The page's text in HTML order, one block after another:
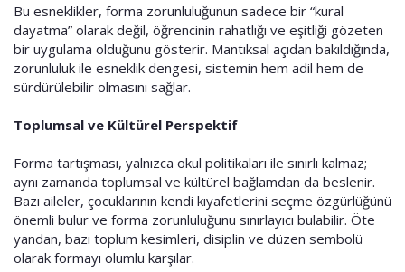
Bu esneklikler, forma zorunluluğunun sadece bir “kural
dayatma” olarak değil, öğrencinin rahatlığı ve eşitliği gözeten
bir uygulama olduğunu gösterir. Mantıksal açıdan bakıldığında,
zorunluluk ile esneklik dengesi, sistemin hem adil hem de
sürdürülebilir olmasını sağlar.
Toplumsal ve Kültürel Perspektif
Forma tartışması, yalnızca okul politikaları ile sınırlı kalmaz;
aynı zamanda toplumsal ve kültürel bağlamdan da beslenir.
Bazı aileler, çocuklarının kendi kıyafetlerini seçme özgürlüğünü
önemli bulur ve forma zorunluluğunu sınırlayıcı bulabilir. Öte
yandan, bazı toplum kesimleri, disiplin ve düzen sembolü
olarak formayı olumlu karşılar.